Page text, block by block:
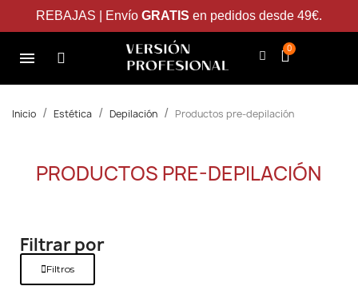
REBAJAS | Envío GRATIS en pedidos desde 49€.
Inicio Estética Depilación Productos pre-depilación
PRODUCTOS PRE-DEPILACIÓN
Filtrar por
Filtros